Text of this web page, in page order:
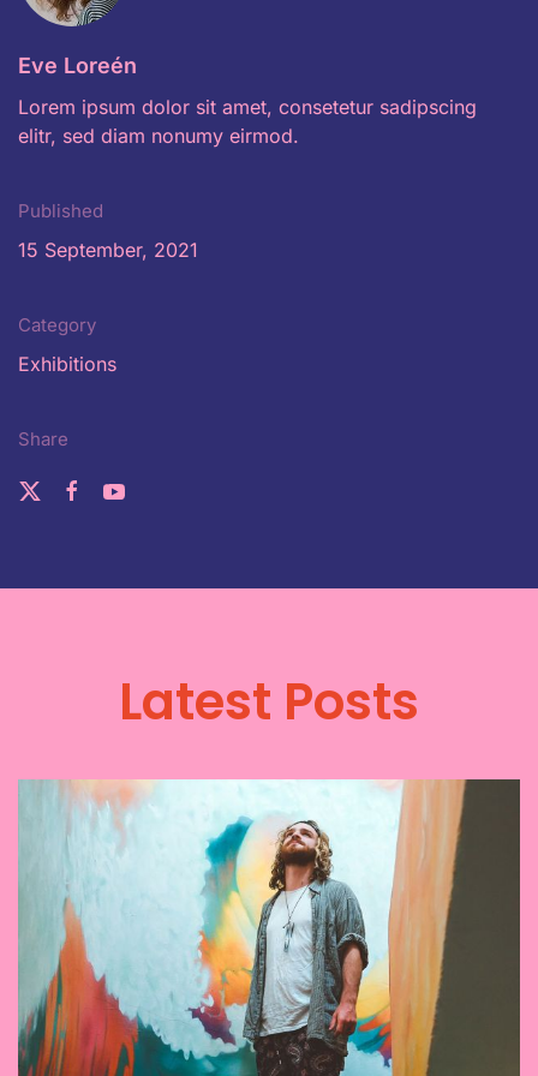
Eve Loreén
Lorem ipsum dolor sit amet, consetetur sadipscing
elitr, sed diam nonumy eirmod.
Published
15 September, 2021
Category
Exhibitions
Share
Latest Posts